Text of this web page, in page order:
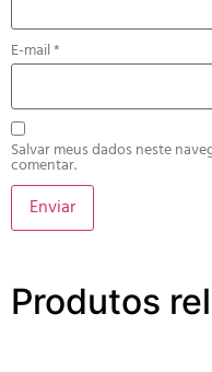
E-mail*
Salvar meus dados neste
comentar.
Produtos